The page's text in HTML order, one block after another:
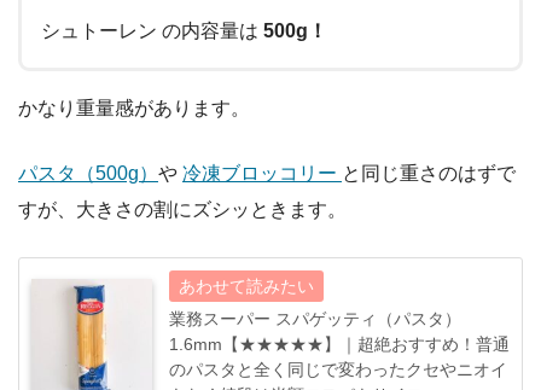
シュトーレン の内容量は 500g！
かなり重量感があります。
パスタ（500g） や 冷凍ブロッコリー と同じ重さのはずで
すが、大きさの割にズシッときます。
業務スーパー スパゲッティ（パスタ）
1.6mm【★★★★★】｜超絶おすすめ！普通
のパスタと全く同じで変わったクセやニオイ